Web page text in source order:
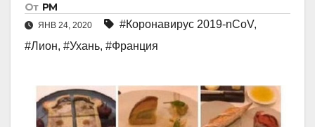
От РМ
ЯНВ 24, 2020 #Коронавирус 2019-nCoV,
#Лион, #Ухань, #Франция